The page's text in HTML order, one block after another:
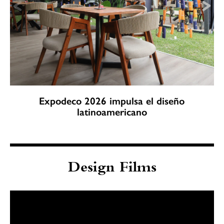
Expodeco 2026 impulsa el diseño
latinoamericano
Design Films